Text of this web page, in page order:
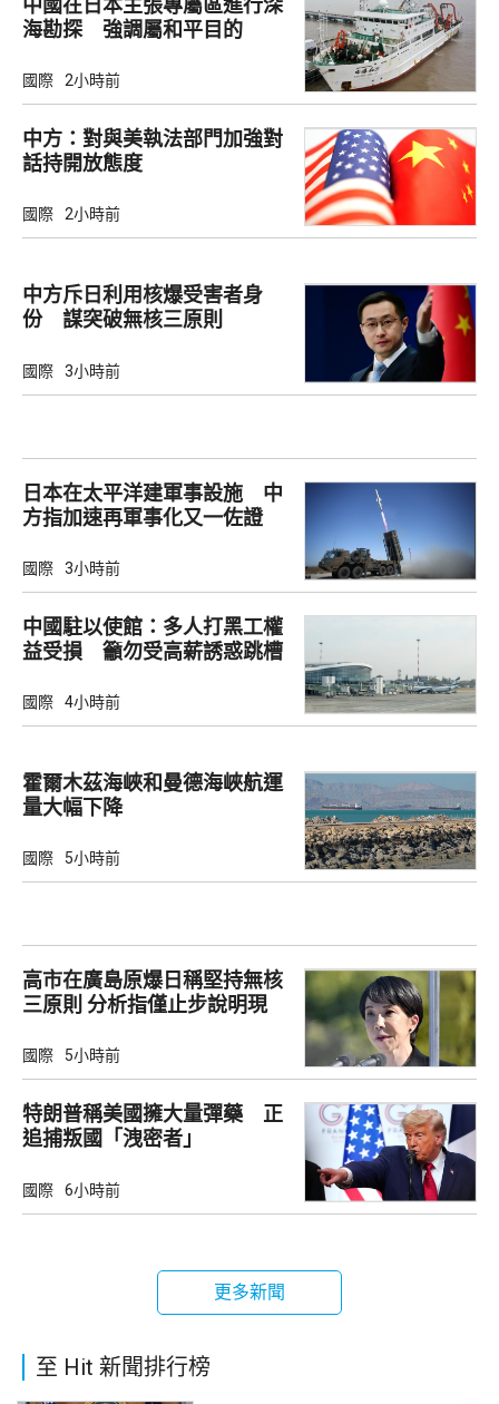
中國在日本主張專屬區進行深
海勘探 強調屬和平目的
國際 2小時前
中方：對與美執法部門加強對
話持開放態度
國際 2小時前
中方斥日利用核爆受害者身
份 謀突破無核三原則
國際 3小時前
日本在太平洋建軍事設施 中
方指加速再軍事化又一佐證
國際 3小時前
中國駐以使館：多人打黑工權
益受損 籲勿受高薪誘惑跳槽
國際 4小時前
霍爾木茲海峽和曼德海峽航運
量大幅下降
國際 5小時前
高市在廣島原爆日稱堅持無核
三原則 分析指僅止步說明現
國際 5小時前
特朗普稱美國擁大量彈藥 正
追捕叛國「洩密者」
國際 6小時前
更多新聞
至 Hit 新聞排行榜